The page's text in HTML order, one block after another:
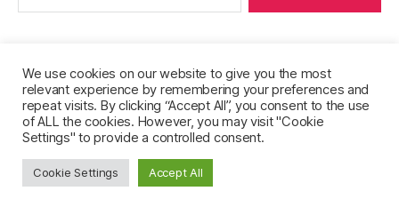
À PROPOS•MENTIONS LÉGALES•
POLITIQUE DE CONFIDENTIALITÉ
© 2026 FichesVocabulaire.com
We use cookies on our website to give you the most
relevant experience by remembering your preferences and
repeat visits. By clicking “Accept All”, you consent to the use
of ALL the cookies. However, you may visit "Cookie
Settings" to provide a controlled consent.
Cookie Settings Accept All